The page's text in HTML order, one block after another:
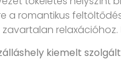
a romantikus
zavartalan relaxációhoz.
kiemelt